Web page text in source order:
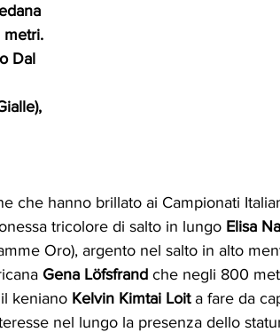
metri.
Dal
che hanno brillato ai Campionati
tricolore di salto in lungo Elisa
Oro), argento nel salto in alto
Gena Löfsfrand che negli 800
keniano Kelvin Kimtai Loit a fare da
nel lungo la presenza dello